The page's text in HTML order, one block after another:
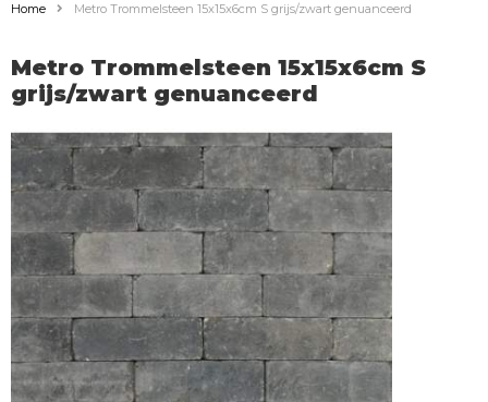
Home Metro Trommelsteen 15x15x6cm S grijs/zwart genuanceerd
Metro Trommelsteen 15x15x6cm S
grijs/zwart genuanceerd